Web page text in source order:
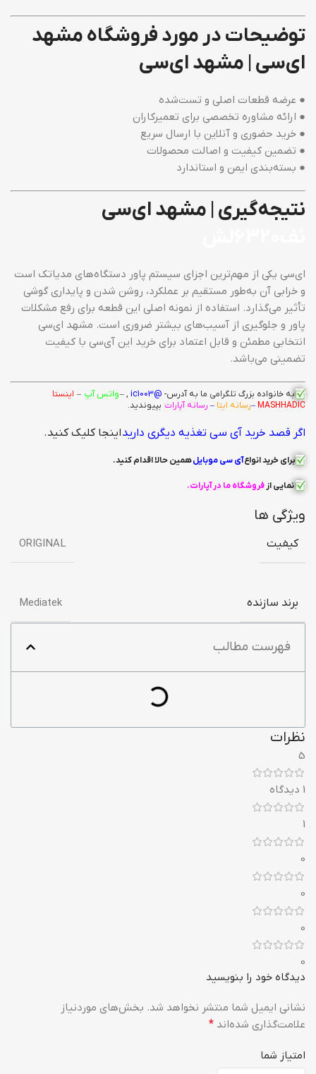
توضیحات در مورد فروشگاه مشهد
ای‌سی | مشهد ای‌سی
● عرضه قطعات اصلی و تست‌شده
● ارائه مشاوره تخصصی برای تعمیرکاران
● خرید حضوری و آنلاین با ارسال سریع
● تضمین کیفیت و اصالت محصولات
● بسته‌بندی ایمن و استاندارد
نتیجه‌گیری | مشهد ای‌سی
ای‌سی یکی از مهم‌ترین اجزای سیستم پاور دستگاه‌های مدیاتک است
و خرابی آن به‌طور مستقیم بر عملکرد، روشن شدن و پایداری گوشی
تأثیر می‌گذارد. استفاده از نمونه اصلی این قطعه برای رفع مشکلات
پاور و جلوگیری از آسیب‌های بیشتر ضروری است. مشهد ای‌سی
انتخابی مطمئن و قابل اعتماد برای خرید این آی‌سی با کیفیت
تضمینی می‌باشد.
به خانواده بزرگ تلگرامی ما به آدرس- @ic1003
, –واتس آپ – اینستا
MASHHADIC
–رسانه ایتا – رسانه آپارات بپیوندید.
اگر قصد خرید آی سی تغذیه دیگری داریداینجا کلیک کنید.
برای خرید انواعآی سیموبایلهمین حالا اقدام کنید.
نمایی از فروشگاه ما در آپارات.
ویژگی ها
کیفیت ORIGINAL
برند سازنده Mediatek
فهرست مطالب
نظرات
5
1 دیدگاه
1
0
0
0
0
دیدگاه خود را بنویسید
نشانی ایمیل شما منتشر نخواهد شد. بخش‌های موردنیاز
علامت‌گذاری شده‌اند *
امتیاز شما